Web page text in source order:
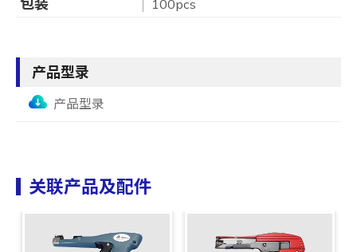
包装 100pcs
产品型录
产品型录
关联产品及配件